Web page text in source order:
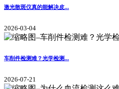
激光散斑仪真的能解决皮...
2026-03-04
车削件检测难？光学检测...
2026-07-21